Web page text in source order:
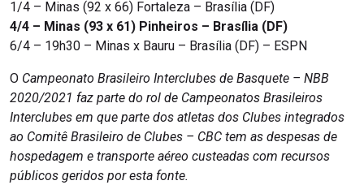
1/4 – Minas (92 x 66) Fortaleza – Brasília (DF)
4/4 – Minas (93 x 61) Pinheiros – Brasília (DF)
6/4 – 19h30 – Minas x Bauru – Brasília (DF) – ESPN
O Campeonato Brasileiro Interclubes de Basquete – NBB
2020/2021 faz parte do rol de Campeonatos Brasileiros
Interclubes em que parte dos atletas dos Clubes integrados
ao Comitê Brasileiro de Clubes – CBC tem as despesas de
hospedagem e transporte aéreo custeadas com recursos
públicos geridos por esta fonte.